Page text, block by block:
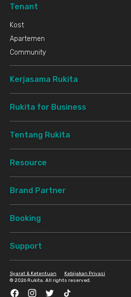
Tenant
Kost
Apartemen
Community
Kerjasama Rukita
Rukita for Business
Tentang Rukita
Resource
Brand Partner
Booking
Support
© 2026 Rukita. All rights reserved.
Syarat & Ketentuan Kebijakan Privasi
FacebookInstagramTwitter TikTok